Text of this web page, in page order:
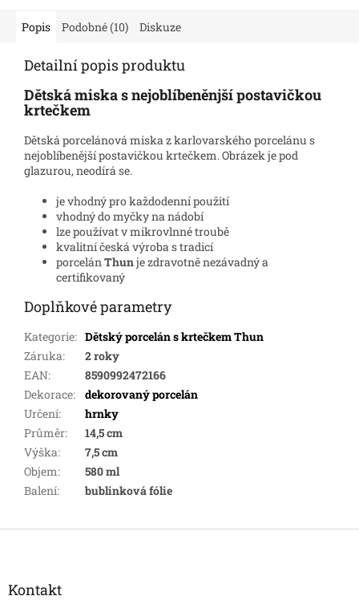
Popis Podobné (10) Diskuze
Detailní popis produktu
Dětská miska s nejoblíbeněnjší postavičkou
krtečkem
Dětská porcelánová miska z karlovarského porcelánu s
nejoblíbenější postavičkou krtečkem. Obrázek je pod
glazurou, neodírá se.
je vhodný pro každodenní použití
vhodný do myčky na nádobí
lze používat v mikrovlnné troubě
kvalitní česká výroba s tradicí
porcelánThunje zdravotně nezávadný a
certifikovaný
Doplňkové parametry
Kategorie: Dětský porcelán s krtečkem Thun
Záruka:
2 roky
EAN:
8590992472166
Dekorace:
dekorovaný porcelán
Určení:
hrnky
Průměr:
14,5 cm
Výška:
7,5 cm
Objem:
580 ml
Balení: bublinková fólie
Z
Kontakt